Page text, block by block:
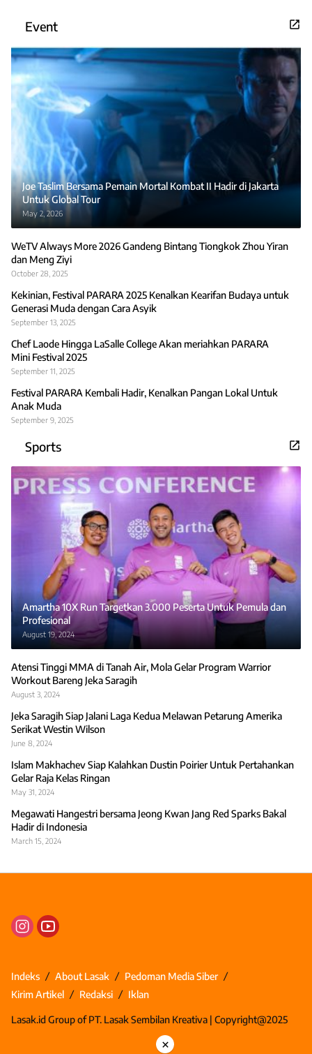
Event
Joe Taslim Bersama Pemain Mortal Kombat II Hadir di Jakarta
Untuk Global Tour
May 2, 2026
WeTV Always More 2026 Gandeng Bintang Tiongkok Zhou Yiran
dan Meng Ziyi
October 28, 2025
Kekinian, Festival PARARA 2025 Kenalkan Kearifan Budaya untuk
Generasi Muda dengan Cara Asyik
September 13, 2025
Chef Laode Hingga LaSalle College Akan meriahkan PARARA
Mini Festival 2025
September 11, 2025
Festival PARARA Kembali Hadir, Kenalkan Pangan Lokal Untuk
Anak Muda
September 9, 2025
Sports
Amartha 10X Run Targetkan 3.000 Peserta Untuk Pemula dan
Profesional
August 19, 2024
Atensi Tinggi MMA di Tanah Air, Mola Gelar Program Warrior
Workout Bareng Jeka Saragih
August 3, 2024
Jeka Saragih Siap Jalani Laga Kedua Melawan Petarung Amerika
Serikat Westin Wilson
June 8, 2024
Islam Makhachev Siap Kalahkan Dustin Poirier Untuk Pertahankan
Gelar Raja Kelas Ringan
May 31, 2024
Megawati Hangestri bersama Jeong Kwan Jang Red Sparks Bakal
Hadir di Indonesia
March 15, 2024
Indeks About Lasak
Pedoman Media Siber
Kirim Artikel
Redaksi Iklan
Lasak.id Group of PT. Lasak Sembilan Kreativa | Copyright@2025
×